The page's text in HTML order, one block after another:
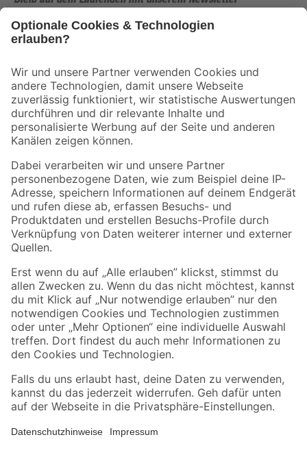
Der toom Newsletter: Keine Angebote und Aktionen mehr verpassen!
Folge uns
Zahlungsarten Versandarten
Sicher einkaufen
Jetzt die toom-App herunterladen
Alle Preisangaben in EUR inkl. gesetzl. MwSt.. Die dargestellten Angebote sind unter
Umständen nicht in allen Märkten verfügbar. Die angegebenen Verfügbarkeiten beziehen
sich auf den unter "Mein Markt" ausgewählten toom Baumarkt. Alle Angebote und
*Paketversand ab 59 € versandkostenfrei, gilt nicht für Artikel mit Speditionsversand, hier
fallen zusätzliche Versandkosten an.